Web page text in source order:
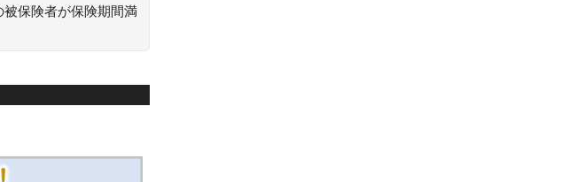
保険者が保険期間満